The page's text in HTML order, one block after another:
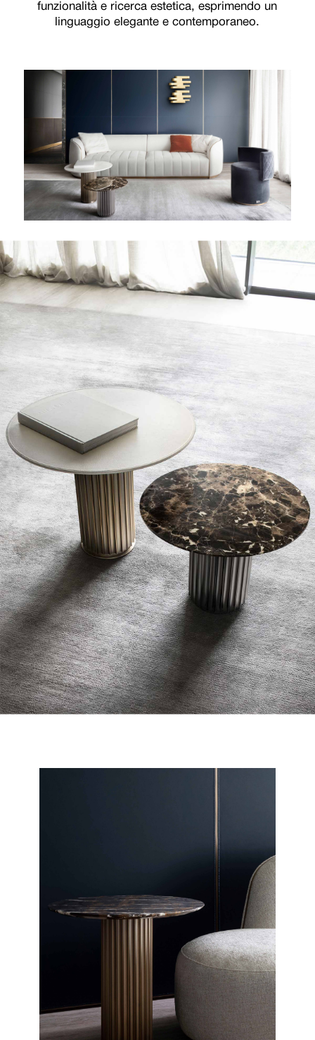
funzionalità e ricerca estetica, esprimendo un
linguaggio elegante e contemporaneo.